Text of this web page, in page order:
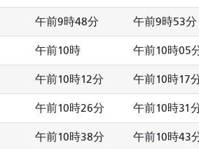
午前9時48分 午前9時53分
午前10時 午前10時05
午前10時12分 午前10時17
午前10時26分 午前10時31
午前10時38分 午前10時43